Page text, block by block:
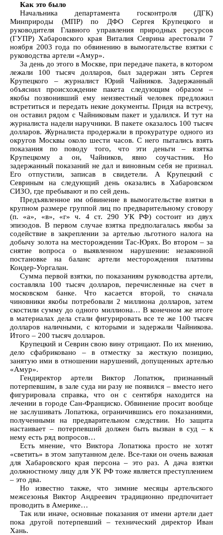
Как это было
Начальника департамента госконтроля (ДГК)
Минприроды (МПР) по ДФО Сергея Крупецкого и
руководителя Главного управления природных ресурсов
(ГУПР) Хабаровского края Виталия Севрина арестовали 7
ноября 2003 года по обвинению в вымогательстве взятки с
руководства артели «Амур».
За день до этого в Москве, при передаче пакета, в котором
лежали 100 тысяч долларов, был задержан зять Сергея
Крупецкого – журналист Юрий Чайников. Задержанный
объяснил происхождение пакета следующим образом –
якобы позвонивший ему неизвестный человек предложил
встретиться и передать некие документы. Придя на встречу,
он оставил рядом с Чайниковым пакет и удалился. И тут на
журналиста надели наручники. В пакете оказалось 100 тысяч
долларов. Журналиста продержали в прокуратуре одного из
округов Москвы около шести часов. С него пытались взять
показания по поводу того, что эти деньги – взятка
Крупецкому а он, Чайников, явно соучастник. Но
задержанный показаний не дал и виновным себя не признал.
Его отпустили, записав в свидетели. А Крупецкий с
Севриным на следующий день оказались в Хабаровском
СИЗО, где пребывают и по сей день.
Предъявленное им обвинение в вымогательстве взятки в
крупном размере группой лиц по предварительному сговору
(п. «а», «в», «г» ч. 4 ст. 290 УК РФ) состоит из двух
эпизодов. В первом случае взятка предполагалась якобы за
содействие в закреплении за артелью льготного налога на
добычу золота на месторождении Тас-Юрях. Во втором – за
снятие вопроса о выявленном нарушении: незаконной
постановке на баланс артели месторождения платины
Кондер-Уоргалан.
Сумма первой взятки, по показаниям руководства артели,
составляла 100 тысяч долларов, перечисленные на счет в
московском банке. Что касается второй, то сначала
чиновники якобы потребовали 2 миллиона долларов, затем
скостили сумму до одного миллиона… В конечном же итоге
в материалах дела стали фигурировать все те же 100 тысяч
долларов наличными, с которыми и задержали Чайникова.
Итого – 200 тысяч долларов.
Крупецкий и Севрин свою вину отрицают. По их мнению,
дело сфабриковано – в отместку за жесткую позицию,
занятую ими в отношении нарушений, допущенных артелью
«Амур».
Гендиректор артели Виктор Лопатюк, признанный
потерпевшим, в зале суда ни разу не появился – вместо него
фигурировала справка, что он с сентября находится на
лечении в городе Сан-Франциско. Обвинение просит вообще
не заслушивать Лопатюка, ограничившись его показаниями,
полученными на предварительном следствии. Но защита
настаивает – потерпевший должен быть вызван в суд – к
нему есть ряд вопросов…
Есть мнение, что Виктора Лопатюка просто не хотят
«светить» в этом запутанном деле. Все-таки он очень важная
для Хабаровского края персона – это раз. А дача взятки
должностному лицу для УК РФ тоже является преступлением
– это два.
Но известно также, что зимние месяцы артельского
межсезонья Виктор Андреевич традиционно предпочитает
проводить в Америке…
Так или иначе, основные показания от имени артели дает
пока другой потерпевший – технический директор Иван
Хань.